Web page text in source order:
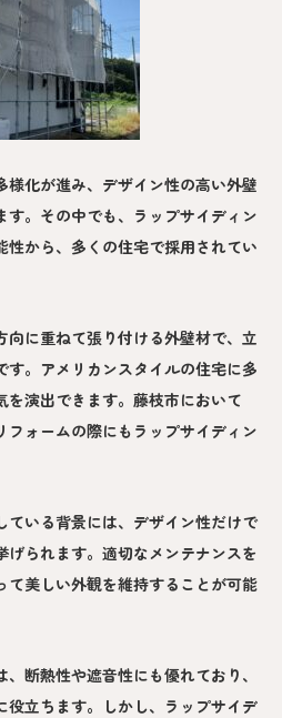
様化が進み、デザイン性の高い外壁
す。その中でも、ラップサイディン
性から、多くの住宅で採用されてい
向に重ねて張り付ける外壁材で、立
す。アメリカンスタイルの住宅に多
を演出できます。藤枝市において
フォームの際にもラップサイディン
ている背景には、デザイン性だけで
げられます。適切なメンテナンスを
て美しい外観を維持することが可能
断熱性や遮音性にも優れており、
役立ちます。しかし、ラップサイデ